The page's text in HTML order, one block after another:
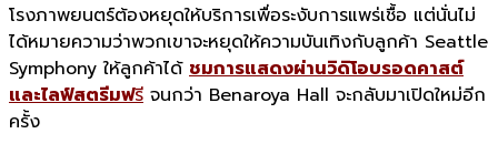
โรงภาพยนตร์ต้องหยุดให้บริการเพื่อระงับการแพร่เชื้อ แต่นั่นไม่
ได้หมายความว่าพวกเขาจะหยุดให้ความบันเทิงกับลูกค้า Seattle
Symphonyให้ลูกค้าได้ ชมการแสดงผ่านวิดิโอบรอดคาสต์
และไลฟ์สตรีมฟรี จนกว่า Benaroya Hall จะกลับมาเปิดใหม่อีก
ครั้ง